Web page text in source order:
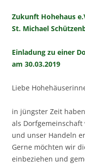
Zukunft Hohehaus
St. Michael
Einladung zu einer
am 30.03.2019
Liebe
in jüngster Zeit
als
und unser Handeln
Gerne möchten wir
einbeziehen und